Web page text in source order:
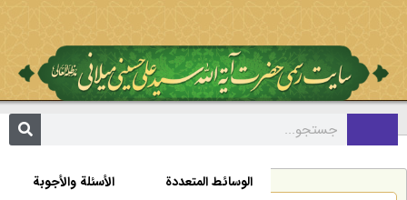
الأسئلة والأجوبة الوسائط المتعددة